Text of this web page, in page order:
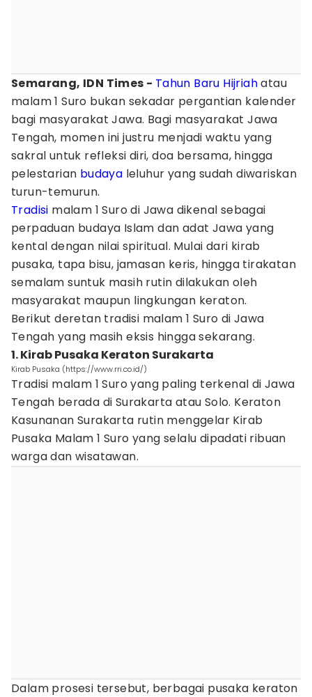
Semarang, IDN Times - Tahun Baru Hijriahatau
malam 1 Suro bukan sekadar pergantian kalender
bagi masyarakat Jawa. Bagi masyarakat Jawa
Tengah, momen ini justru menjadi waktu yang
sakral untuk refleksi diri, doa bersama, hingga
pelestarian budaya leluhur yang sudah diwariskan
turun-temurun.
Tradisi malam 1 Suro di Jawa dikenal sebagai
perpaduan budaya Islam dan adat Jawa yang
kental dengan nilai spiritual. Mulai dari kirab
pusaka, tapa bisu, jamasan keris, hingga tirakatan
semalam suntuk masih rutin dilakukan oleh
masyarakat maupun lingkungan keraton.
Berikut deretan tradisi malam 1 Suro di Jawa
Tengah yang masih eksis hingga sekarang.
1. Kirab Pusaka Keraton Surakarta
Kirab Pusaka (https://www.rri.co.id/)
Tradisi malam 1 Suro yang paling terkenal di Jawa
Tengah berada di Surakarta atau Solo. Keraton
Kasunanan Surakarta rutin menggelar Kirab
Pusaka Malam 1 Suro yang selalu dipadati ribuan
warga dan wisatawan.
Dalam prosesi tersebut, berbagai pusaka keraton